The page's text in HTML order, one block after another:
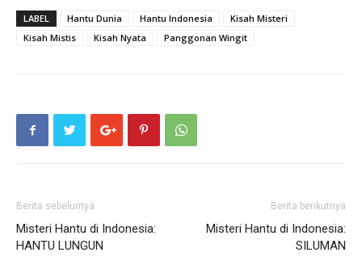
LABEL Hantu Dunia Hantu Indonesia
Kisah Misteri
Kisah Mistis
Kisah Nyata Panggonan Wingit
Berita sebelumya
Misteri Hantu di Indonesia:
HANTU LUNGUN
Berita berikutnya
Misteri Hantu di Indonesia:
SILUMAN